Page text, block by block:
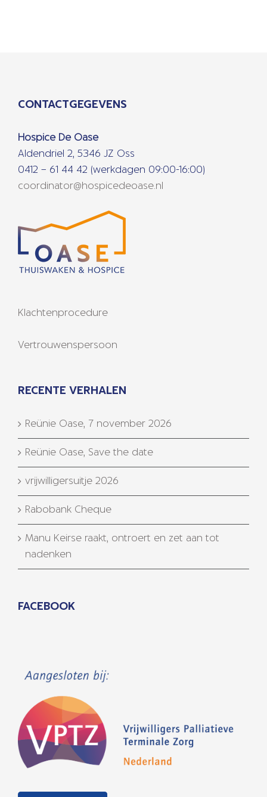
CONTACTGEGEVENS
Hospice De Oase
Aldendriel 2, 5346 JZ Oss
0412 – 61 44 42 (werkdagen 09:00-16:00)
coordinator@hospicedeoase.nl
Klachtenprocedure
Vertrouwenspersoon
RECENTE VERHALEN
Reünie Oase, 7 november 2026
Reünie Oase, Save the date
vrijwilligersuitje 2026
Rabobank Cheque
Manu Keirse raakt, ontroert en zet aan tot
nadenken
FACEBOOK